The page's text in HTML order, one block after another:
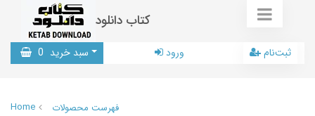
کتاب دانلود
سبد خرید 0 ورود ثبت‌نام
Home
فهرست محصولات